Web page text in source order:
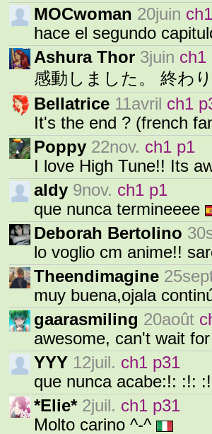
MOCwoman 20juin
hace el segundo
Ashura Thor 3juin ch1
感動しました。 終わ
Bellatrice 11avril ch1
It's the end ? (french
Poppy 22nov. ch1 p1
I love High Tune!! Its
aldy 9nov. ch1 p1
que nunca termineeee
Deborah Bertolino
lo voglio cm anime!!
Theendimagine
muy buena,ojala
gaarasmiling 20août
awesome, can't wait
YYY 12juil. ch1 p31
que nunca acabe:!: :!:
*Elie* 2juil. ch1 p31
Molto carino ^-^